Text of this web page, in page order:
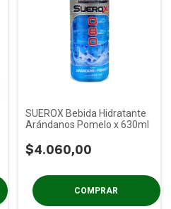
SUEROX Bebida Hidratante
Arándanos Pomelo x 630ml
$4.060,00